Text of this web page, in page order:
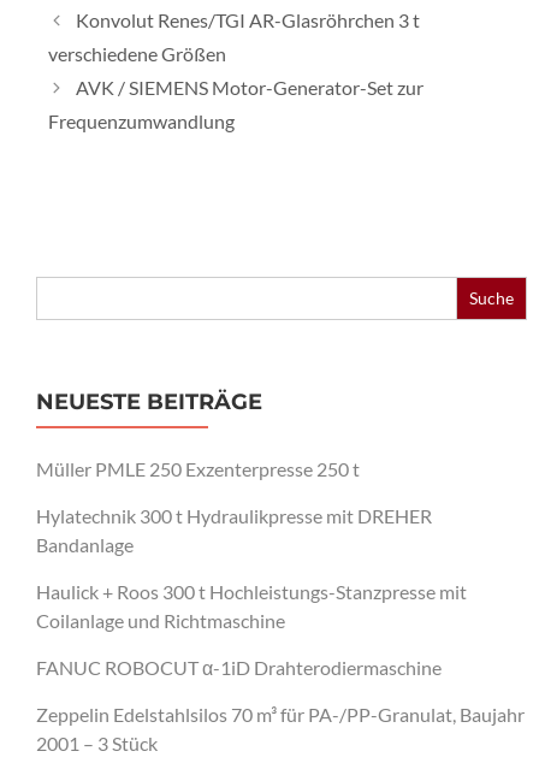
Konvolut Renes/TGI AR-Glasröhrchen 3 t
verschiedene Größen
AVK / SIEMENS Motor-Generator-Set zur
Frequenzumwandlung
Search
NEUESTE BEITRÄGE
Müller PMLE 250 Exzenterpresse 250 t
Hylatechnik 300 t Hydraulikpresse mit DREHER
Bandanlage
Haulick + Roos 300 t Hochleistungs-Stanzpresse mit
Coilanlage und Richtmaschine
FANUC ROBOCUT α-1iD Drahterodiermaschine
Zeppelin Edelstahlsilos 70 m³ für PA-/PP-Granulat, Baujahr
2001 – 3 Stück